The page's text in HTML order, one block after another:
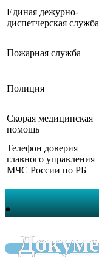
Единая дежурно-
диспетчерская служба
Пожарная служба
Полиция
Скорая медицинская
помощь
Телефон доверия
главного управления
МЧС России по РБ
.